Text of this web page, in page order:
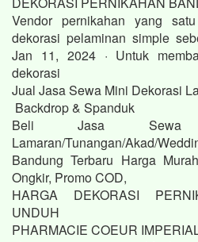
Vendor pernikahan yang
dekorasi pelaminan simple
Jan 11, 2024 · Untuk
dekorasi
Jual Jasa Sewa Mini Dekorasi
Backdrop & Spanduk
Beli Jasa Sewa
Lamaran/Tunangan/Akad/
Bandung Terbaru Harga
Ongkir, Promo COD,
HARGA DEKORASI
UNDUH
PHARMACIE COEUR